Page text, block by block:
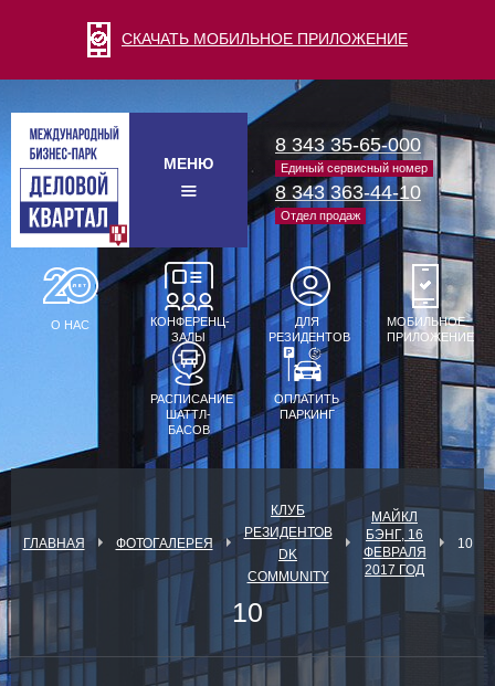
СКАЧАТЬ МОБИЛЬНОЕ ПРИЛОЖЕНИЕ
МЕНЮ
8 343 35-65-000
Единый сервисный номер
8 343 363-44-10
Отдел продаж
О НАС
КОНФЕРЕНЦ-
ЗАЛЫ
ДЛЯ
РЕЗИДЕНТОВ
МОБИЛЬНОЕ
ПРИЛОЖЕНИЕ
РАСПИСАНИЕ
ШАТТЛ-
БАСОВ
ОПЛАТИТЬ
ПАРКИНГ
ГЛАВНАЯ ФОТОГАЛЕРЕЯ
КЛУБ
РЕЗИДЕНТОВ
DK
COMMUNITY
МАЙКЛ
БЭНГ, 16
ФЕВРАЛЯ
2017 ГОД
10
10